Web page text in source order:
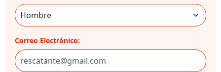
Correo Electrónico: